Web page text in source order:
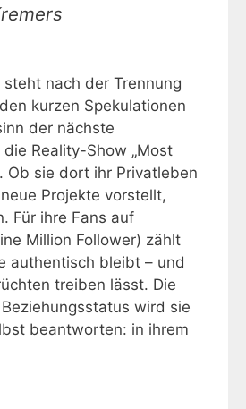
steht nach der Trennung
kurzen Spekulationen
der nächste
Reality-Show „Most
Ob sie dort ihr Privatleben
Projekte vorstellt,
Für ihre Fans auf
Million Follower) zählt
authentisch bleibt – und
treiben lässt. Die
wird sie
beantworten: in ihrem